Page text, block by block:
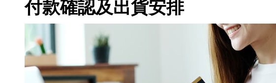
BRAVIA 全系列 67個產品
α 數位單眼相機 49個產品
全系列耳機 46個產品
Walkman 數位隨身聽 12個產品
藍牙喇叭 19個產品
Xperia 智慧型手機 6個產品
INZONE 電競螢幕 3個產品
PlayStation®主機 / 配件 37個產品
REON POCKET / 配件 6個產品
付款確認及出貨安排